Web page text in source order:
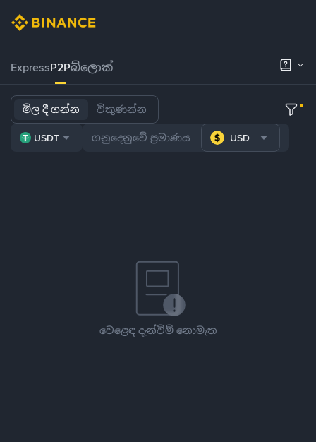
ExpressP2Pබ්ලොක්
මිල දී ගන්න විකුණන්න
USDT USD
වෙළෙඳ දැන්වීම් නොමැත